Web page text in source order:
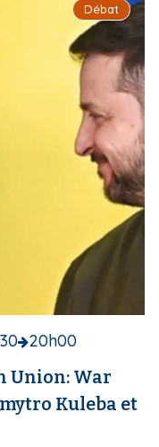
Débat
20h00
Union: War
Kuleba et